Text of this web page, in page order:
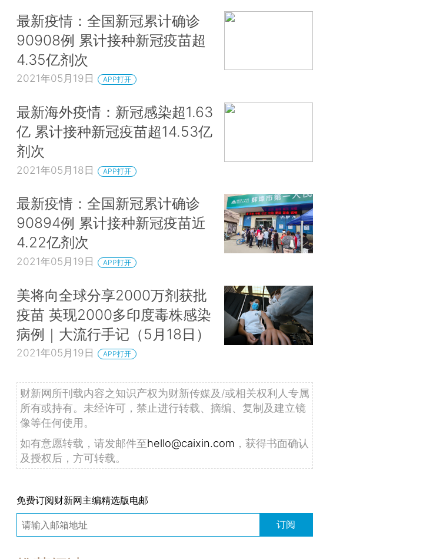
最新疫情：全国新冠累计确诊
90908例 累计接种新冠疫苗超
4.35亿剂次
2021年05月19日 APP打开
最新海外疫情：新冠感染超1.63
亿 累计接种新冠疫苗超14.53亿
剂次
2021年05月18日 APP打开
最新疫情：全国新冠累计确诊
90894例 累计接种新冠疫苗近
4.22亿剂次
2021年05月19日 APP打开
美将向全球分享2000万剂获批
疫苗 英现2000多印度毒株感染
病例｜大流行手记（5月18日）
2021年05月19日 APP打开
财新网所刊载内容之知识产权为财新传媒及/或相关权利人专属
所有或持有。未经许可，禁止进行转载、摘编、复制及建立镜
像等任何使用。
如有意愿转载，请发邮件至hello@caixin.com ，获得书面确认
及授权后，方可转载。
免费订阅财新网主编精选版电邮
订阅